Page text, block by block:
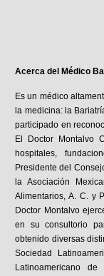
Acerca del Médico
Es un médico
la medicina: la
participado en
El Doctor Montalvo
hospitales,
Presidente del
la Asociación
Alimentarios, A. C. y
Doctor Montalvo
en su consultorio
obtenido diversas
Sociedad
Latinoamericano